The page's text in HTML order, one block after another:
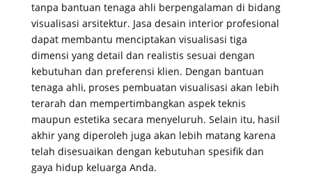
tanpa bantuan tenaga ahli berpengalaman di bidang
visualisasi arsitektur. Jasa desain interior profesional
dapat membantu menciptakan visualisasi tiga
dimensi yang detail dan realistis sesuai dengan
kebutuhan dan preferensi klien. Dengan bantuan
tenaga ahli, proses pembuatan visualisasi akan lebih
terarah dan mempertimbangkan aspek teknis
maupun estetika secara menyeluruh. Selain itu, hasil
akhir yang diperoleh juga akan lebih matang karena
telah disesuaikan dengan kebutuhan spesifik dan
gaya hidup keluarga Anda.